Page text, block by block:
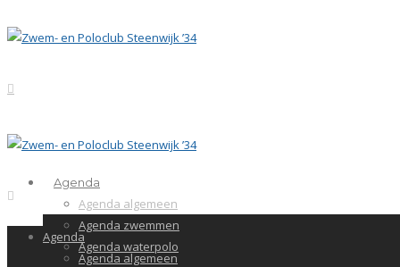
Agenda
Agenda algemeen
Agenda zwemmen
Agenda waterpolo
Agenda
Agenda algemeen